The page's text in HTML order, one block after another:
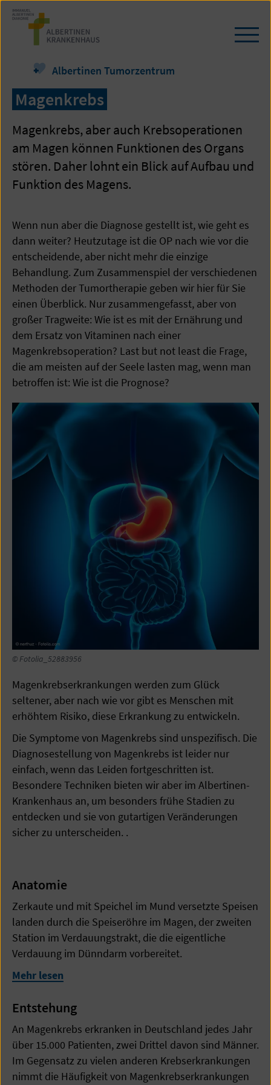
Zum
Seiteninhalt
springen
Albertinen Tumorzentrum
Magenkrebs
Magenkrebs, aber auch Krebsoperationen
am Magen können Funktionen des Organs
stören. Daher lohnt ein Blick auf Aufbau und
Funktion des Magens.
Wenn nun aber die Diagnose gestellt ist, wie geht es
dann weiter? Heutzutage ist die OP nach wie vor die
entscheidende, aber nicht mehr die einzige
Behandlung. Zum Zusammenspiel der verschiedenen
Methoden der Tumortherapie geben wir hier für Sie
einen Überblick. Nur zusammengefasst, aber von
großer Tragweite: Wie ist es mit der Ernährung und
dem Ersatz von Vitaminen nach einer
Magenkrebsoperation? Last but not least die Frage,
die am meisten auf der Seele lasten mag, wenn man
betroffen ist: Wie ist die Prognose?
© Fotolia_52883956
Magenkrebserkrankungen werden zum Glück
seltener, aber nach wie vor gibt es Menschen mit
erhöhtem Risiko, diese Erkrankung zu entwickeln.
Die Symptome von Magenkrebs sind unspezifisch. Die
Diagnosestellung von Magenkrebs ist leider nur
einfach, wenn das Leiden fortgeschritten ist.
Besondere Techniken bieten wir aber im Albertinen-
Krankenhaus an, um besonders frühe Stadien zu
entdecken und sie von gutartigen Veränderungen
sicher zu unterscheiden. .
Anatomie
Zerkaute und mit Speichel im Mund versetzte Speisen
landen durch die Speiseröhre im Magen, der zweiten
Station im Verdauungstrakt, die die eigentliche
Verdauung im Dünndarm vorbereitet.
Mehr lesen
Entstehung
An Magenkrebs erkranken in Deutschland jedes Jahr
über 15.000 Patienten, zwei Drittel davon sind Männer.
Im Gegensatz zu vielen anderen Krebserkrankungen
nimmt die Häufigkeit von Magenkrebserkrankungen